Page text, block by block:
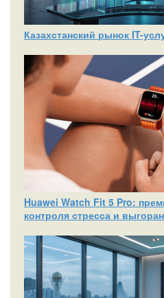
Казахстанский рынок IT-
Huawei Watch Fit 5 Pro:
контроля стресса и